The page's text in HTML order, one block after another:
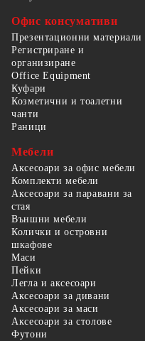
Офис консумативи
Презентационни материали
Регистриране и
организиране
Office Equipment
Куфари
Козметични и тоалетни
чанти
Раници
Мебели
Аксесоари за офис мебели
Комплекти мебели
Аксесоари за паравани за
стая
Външни мебели
Колички и островни
шкафове
Маси
Пейки
Легла и аксесоари
Аксесоари за дивани
Аксесоари за маси
Аксесоари за столове
Футони